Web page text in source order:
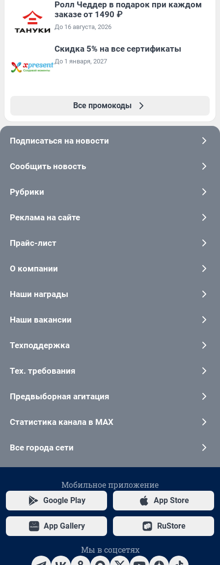
Ролл Чеддер в подарок при каждом
заказе от 1490 ₽
До 16 августа, 2026
Скидка 5% на все сертификаты
До 1 января, 2027
Все промокоды
Подписаться на новости
Сообщить новость
Рубрики
Реклама на сайте
Прайс-лист
О компании
Наши награды
Наши вакансии
Техподдержка
Тех. требования
Предвыборная агитация
Статистика канала в MAX
Все города сети
Мобильное приложение
Google Play App Store
App Gallery RuStore
Мы в соцсетях